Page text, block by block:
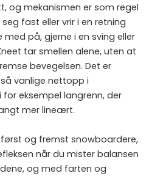
og mekanismen er som regel
fast eller vrir i en retning
med på, gjerne i en sving eller
tar smellen alene, uten at
bevegelsen. Det er
vanlige nettopp i
eksempel langrenn, der
mer lineært.
og fremst snowboardere,
når du mister balansen
og med farten og